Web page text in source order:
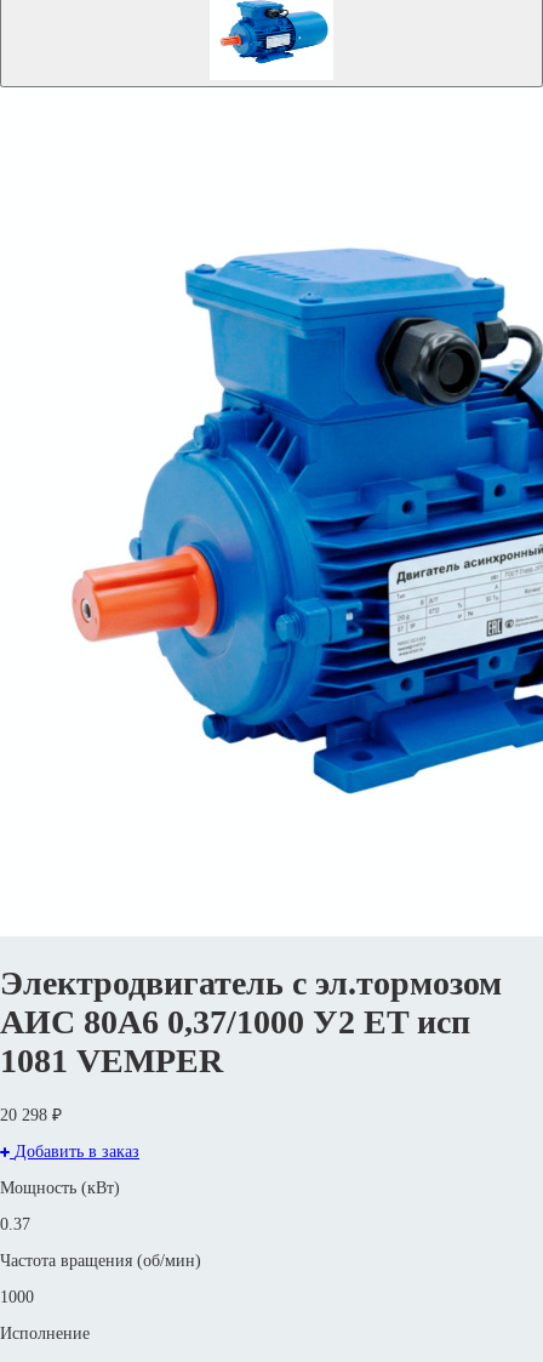
Электродвигатель с эл.тормозом
АИС 80А6 0,37/1000 У2 ET исп
1081 VEMPER
20 298 ₽
Добавить в заказ
Мощность (кВт)
0.37
Частота вращения (об/мин)
1000
Исполнение